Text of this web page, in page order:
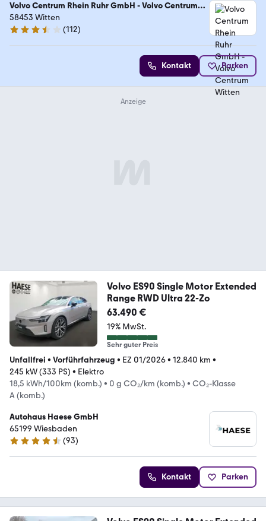
Volvo Centrum Rhein Ruhr GmbH - Volvo Centrum
Witten
58453 Witten
3.4 Sterne
(112)
Kontakt Parken
Volvo ES90 Single Motor Extended
Range RWD Ultra 22-Zo
63.490 €
19% MwSt.
Sehr guter Preis
Unfallfrei • Vorführfahrzeug • EZ 01/2026• 12.840 km •
245 kW (333 PS) • Elektro
18,5 kWh/100km (komb.) • 0 g CO₂/km (komb.) • CO₂-Klasse
A (komb.)
Autohaus Haese GmbH
65199 Wiesbaden
4.7 Sterne
(93)
Kontakt Parken